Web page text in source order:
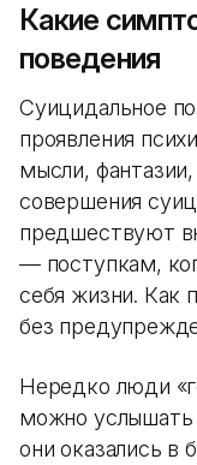
Какие
поведения
Суицидальное
проявления
мысли,
совершения
предшествуют
— поступкам,
себя жизни. Как
без
Нередко люди
можно услышать
они оказались в